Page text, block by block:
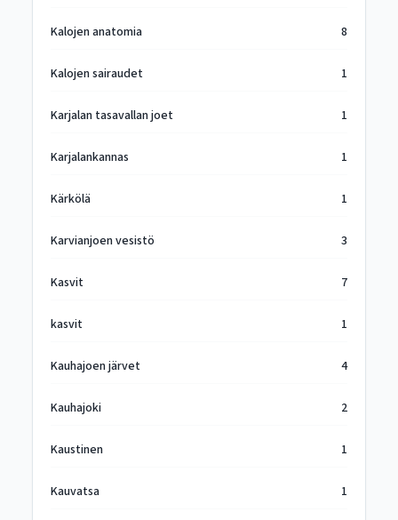
Kalojen anatomia 8
Kalojen sairaudet 1
Karjalan tasavallan joet 1
Karjalankannas 1
Kärkölä 1
Karvianjoen vesistö 3
Kasvit 7
kasvit 1
Kauhajoen järvet 4
Kauhajoki 2
Kaustinen 1
Kauvatsa 1